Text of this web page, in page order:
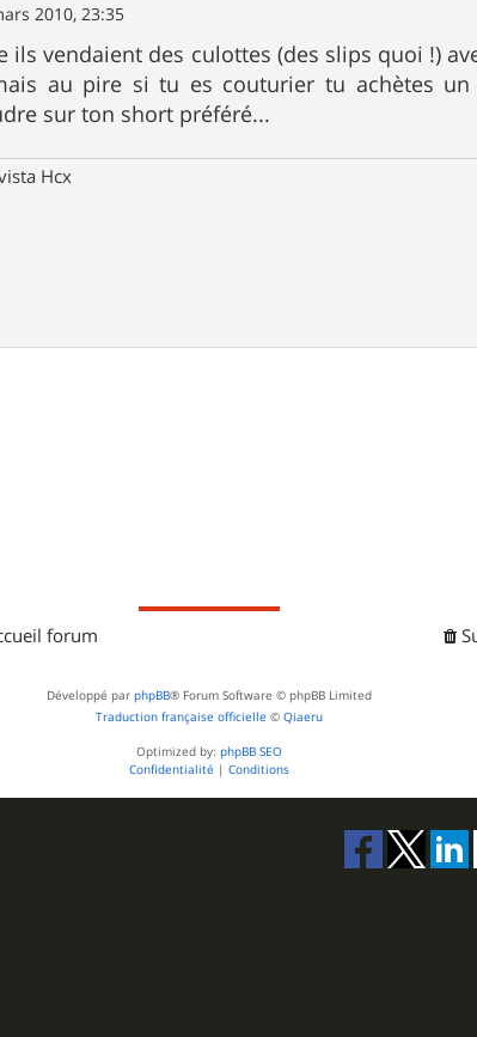
2010, 23:35
ils vendaient des culottes (des slips quoi !)
au pire si tu es couturier tu achètes
sur ton short préféré...
Hcx
forum
Développé par phpBB® Forum Software © phpBB Limited
Traduction française officielle © Qiaeru
Optimized by: phpBB SEO
Confidentialité | Conditions